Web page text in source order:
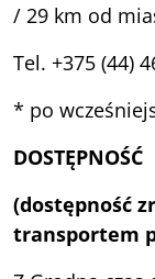
/ 29 km od
Tel. +375 (44)
* po
DOSTĘPNOŚĆ
(dostępność zr
transportem